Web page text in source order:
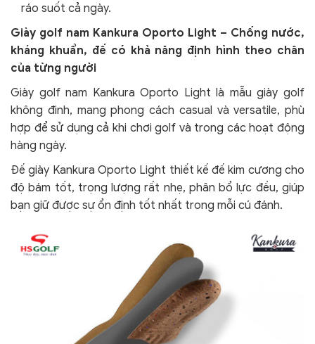
ráo suốt cả ngày.
Giày golf nam Kankura Oporto Light – Chống nước,
kháng khuẩn, đế có khả năng định hình theo chân
của từng người
Giày golf nam Kankura Oporto Light là mẫu giày golf
không đinh, mang phong cách casual và versatile, phù
hợp để sử dụng cả khi chơi golf và trong các hoạt động
hàng ngày.
Đế giày Kankura Oporto Light thiết kế đế kim cương cho
độ bám tốt, trọng lượng rất nhẹ, phân bổ lực đều, giúp
bạn giữ được sự ổn định tốt nhất trong mỗi cú đánh.